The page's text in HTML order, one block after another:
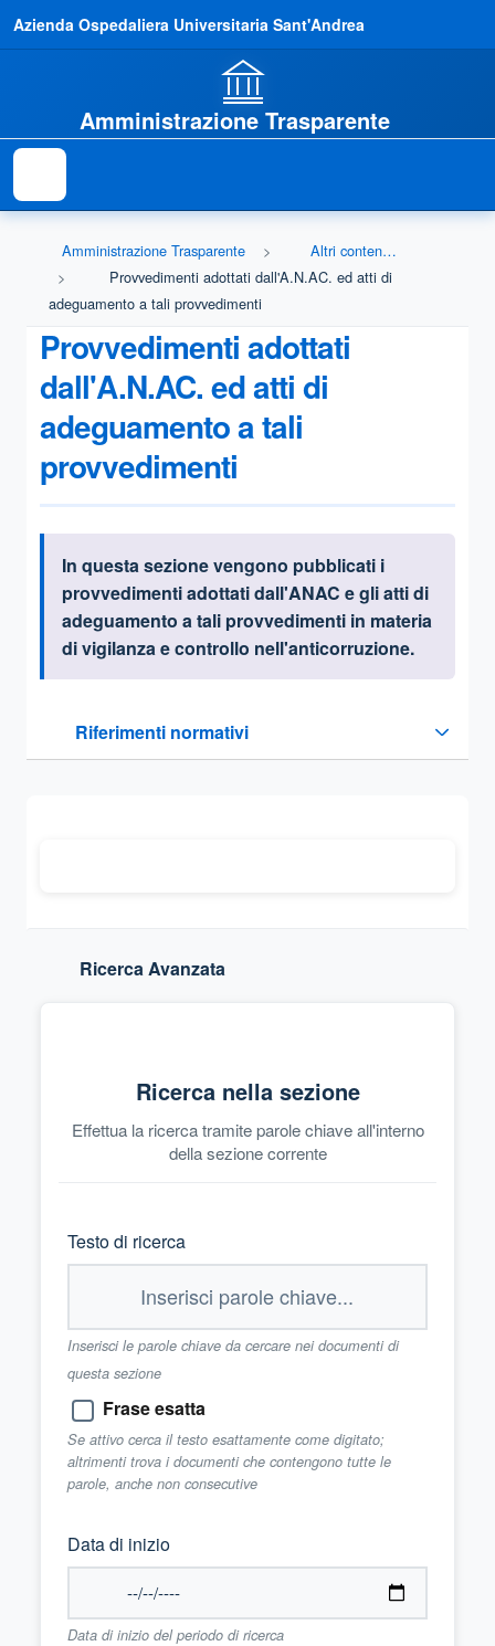
Azienda Ospedaliera Universitaria Sant'Andrea
Amministrazione Trasparente
Amministrazione Trasparente
Altri contenuti - Prevenzione della Corruzione
Provvedimenti adottati dall'A.N.AC. ed atti di
adeguamento a tali provvedimenti
Provvedimenti adottati
dall'A.N.AC. ed atti di
adeguamento a tali
provvedimenti
Informazioni introduttive
In questa sezione vengono pubblicati i
provvedimenti adottati dall'ANAC e gli atti di
adeguamento a tali provvedimenti in materia
di vigilanza e controllo nell'anticorruzione.
Riferimenti normativi
Sezione compressa
Ricerca Avanzata
Ricerca nella sezione
Effettua la ricerca tramite parole chiave all'interno
della sezione corrente
Testo di ricerca
Inserisci le parole chiave da cercare nei documenti di
questa sezione
Frase esatta
Se attivo cerca il testo esattamente come digitato;
altrimenti trova i documenti che contengono tutte le
parole, anche non consecutive
Data di inizio
Data di inizio del periodo di ricerca